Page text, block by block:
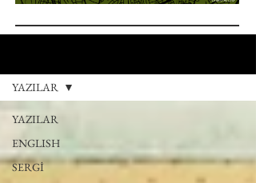
YAZILAR
ENGLISH
SERGİ
YAZILAR